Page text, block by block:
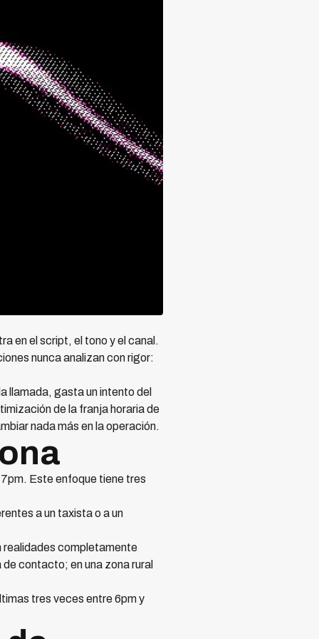
en el script, el tono y el canal.
nunca analizan con rigor:
llamada, gasta un intento del
de la franja horaria de
nada más en la operación.
Este enfoque tiene tres
a un taxista o a un
realidades completamente
contacto; en una zona rural
tres veces entre 6pm y